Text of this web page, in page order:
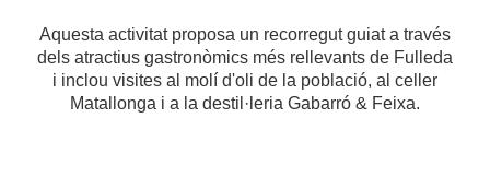
Aquesta activitat proposa un recorregut guiat a través
dels atractius gastronòmics més rellevants de Fulleda
i inclou visites al molí d'oli de la població, al celler
Matallonga i a la destil·leria Gabarró & Feixa.